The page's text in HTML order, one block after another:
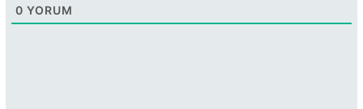
0 YORUM